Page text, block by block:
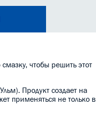
чтобы решить этот
Продукт создает на
применяться не только в